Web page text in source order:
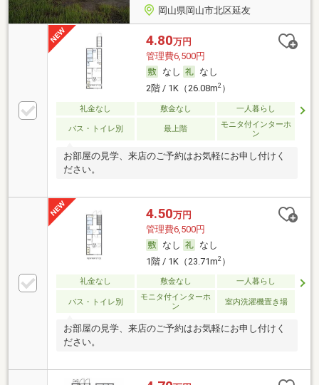
岡山県岡山市北区延友
4.80万円
管理費6,500円
なし
なし
2階 / 1K（26.08m2）
礼金なし 敷金なし 一人暮らし
バス・トイレ別 最上階
モニタ付インターホ
ン
お部屋の見学、来店のご予約はお気軽にお申し付けく
ださい。
4.50万円
管理費6,500円
なし
なし
1階 / 1K（23.71m2）
礼金なし 敷金なし 一人暮らし
バス・トイレ別
モニタ付インターホ
ン
室内洗濯機置き場
お部屋の見学、来店のご予約はお気軽にお申し付けく
ださい。